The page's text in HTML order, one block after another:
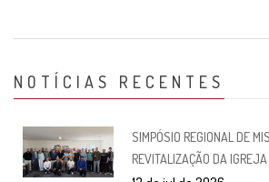
NOTÍCIAS RECENTES
SIMPÓSIO REGIONAL DE
REVITALIZAÇÃO DA IGREJA